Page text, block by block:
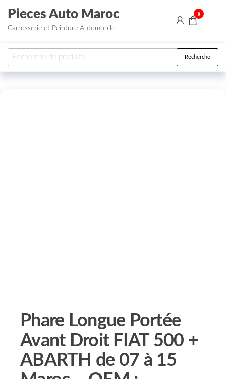
Aller au contenu
Pieces Auto Maroc
Carrosserie et Peinture Automobile
0
Recherche pour : Recherche
Phare Longue Portée
Avant Droit FIAT 500 +
ABARTH de 07 à 15